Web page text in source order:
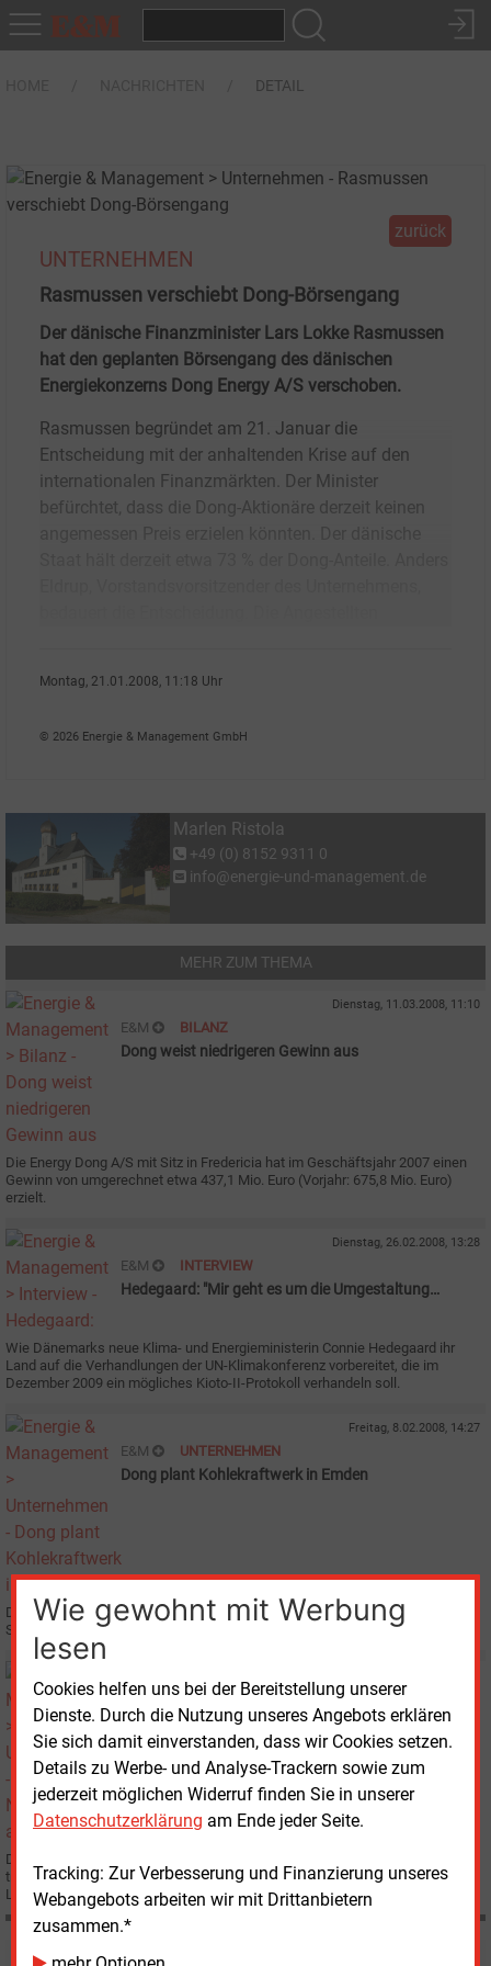
DETAIL
Wie gewohnt mit Werbung
lesen
Cookies helfen uns bei der Bereitstellung unserer
Dienste. Durch die Nutzung unseres Angebots erklären
Sie sich damit einverstanden, dass wir Cookies setzen.
Details zu Werbe- und Analyse-Trackern sowie zum
jederzeit möglichen Widerruf finden Sie in unserer
Datenschutzerklärung am Ende jeder Seite.
Tracking: Zur Verbesserung und Finanzierung unseres
Webangebots arbeiten wir mit Drittanbietern
zusammen.*
zurück
UNTERNEHMEN
Rasmussen verschiebt Dong-Börsengang
Der dänische Finanzminister Lars Lokke Rasmussen
hat den geplanten Börsengang des dänischen
Energiekonzerns Dong Energy A/S verschoben.
Rasmussen begründet am 21. Januar die
Entscheidung mit der anhaltenden Krise auf den
internationalen Finanzmärkten. Der Minister
befürchtet, dass die Dong-Aktionäre derzeit keinen
Montag, 21.01.2008, 11:18 Uhr
© 2026 Energie & Management GmbH
Marlen Ristola
+49 (0) 8152 9311 0
info@energie-und-management.de
MEHR ZUM THEMA
Dienstag, 11.03.2008, 11:10
E&M BILANZ
Dong weist niedrigeren Gewinn aus
Die Energy Dong A/S mit Sitz in Fredericia hat im Geschäftsjahr 2007 einen
Gewinn von umgerechnet etwa 437,1 Mio. Euro (Vorjahr: 675,8 Mio. Euro)
erzielt.
Dienstag, 26.02.2008, 13:28
E&M INTERVIEW
Hedegaard: "Mir geht es um die Umgestaltung
Wie Dänemarks neue Klima- und Energieministerin Connie Hedegaard ihr
Land auf die Verhandlungen der UN-Klimakonferenz vorbereitet, die im
Dezember 2009 ein mögliches Kioto-II-Protokoll verhandeln soll.
Freitag, 8.02.2008, 14:27
E&M UNTERNEHMEN
Dong plant Kohlekraftwerk in Emden
Der dänische Energiekonzern Dong Energy will in Emden ein
Steinkohlekraftwerk errichten.
E&M UNTERNEHMEN
Nordwesteuropa als Markt
Dong Energy hat ambitionierte Expansionspläne. Deshalb halten die Dänen
trotz großen Widerstands an dem geplanten 1 600-MW-Kohlekraftwerk in
Lubmin fest.